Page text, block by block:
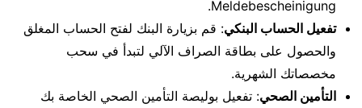
Meldebescheinigung.
تفعيل الحساب البنكي: قم بزيارة البنك لفتح الحساب المغلق
والحصول على بطاقة الصراف الآلي لتبدأ في سحب
مخصصاتك الشهرية.
التأمين الصحي: تفعيل بوليصة التأمين الصحي الخاصة بك